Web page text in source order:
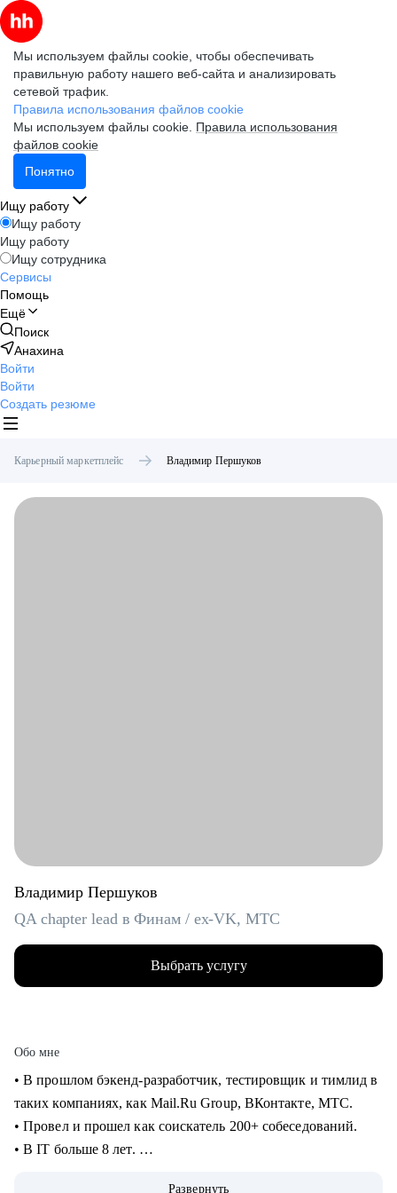
Мы используем файлы cookie, чтобы обеспечивать
правильную работу нашего веб-сайта и анализировать
сетевой трафик.
Правила использования файлов cookie
Мы используем файлы cookie. Правила использования
файлов cookie
Понятно
Ищу работу
Ищу работу
Ищу работу
Ищу сотрудника
Сервисы
Помощь
Ещё
Поиск
Анахина
Войти
Войти
Создать резюме
Карьерный маркетплейс Владимир Першуков
Владимир Першуков
QA chapter lead в Финам / ex-VK, МТС
Выбрать услугу
Обо мне
• В прошлом бэкенд-разработчик, тестировщик и тимлид в
таких компаниях, как Mail.Ru Group, ВКонтакте, МТС.
• Провел и прошел как соискатель 200+ собеседований.
• В IT больше 8 лет.
Развернуть